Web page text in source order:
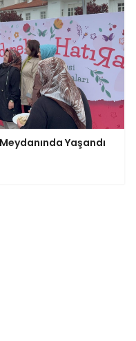
Yaşandı